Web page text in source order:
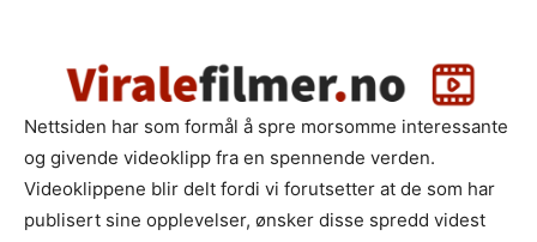
Nettsiden har som formål å spre morsomme interessante
og givende videoklipp fra en spennende verden.
Videoklippene blir delt fordi vi forutsetter at de som har
publisert sine opplevelser, ønsker disse spredd videst